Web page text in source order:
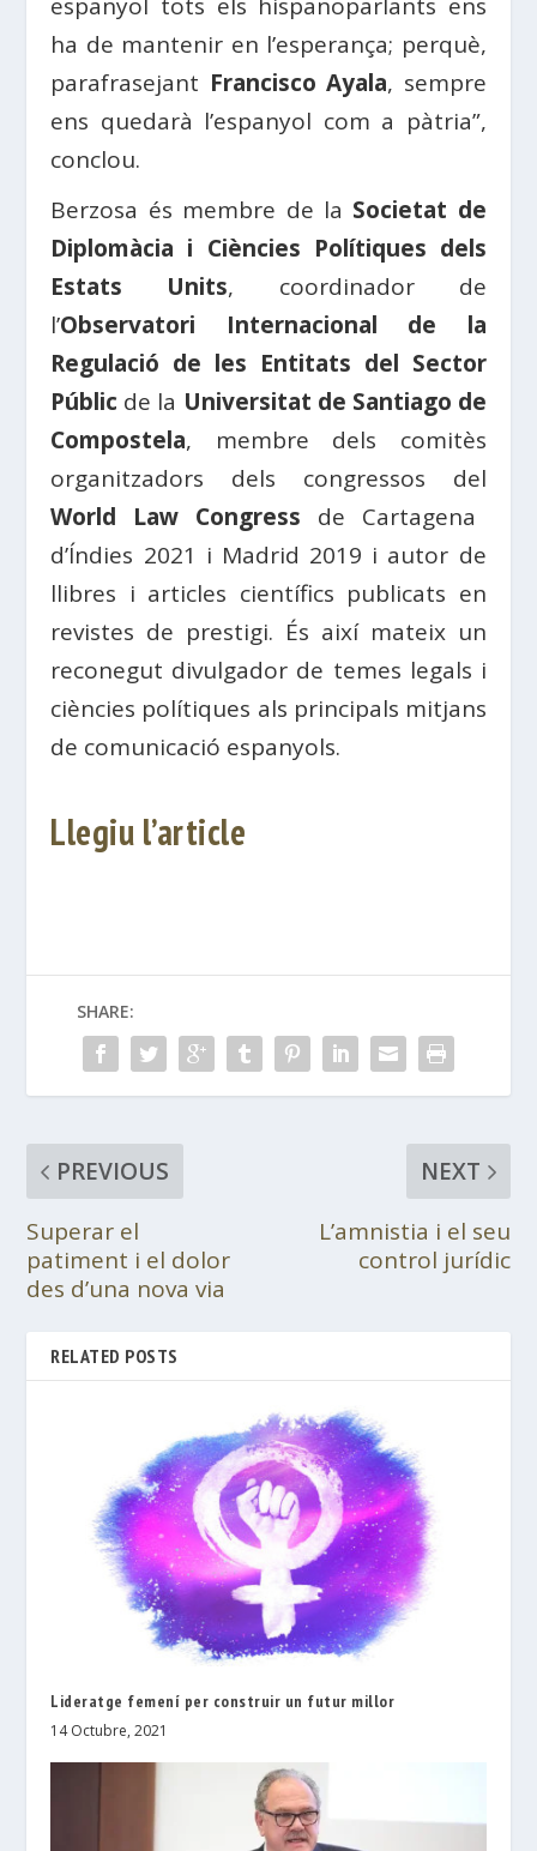
ha de mantenir en l’esperança; perquè,
parafrasejant Francisco Ayala, sempre
ens quedarà l’espanyol com a pàtria”,
conclou.
Berzosa és membre de la Societat de
Diplomàcia i Ciències Polítiques dels
Estats Units, coordinador de
l’Observatori Internacional de la
Regulació de les Entitats del Sector
Públic de la Universitat de Santiago de
Compostela, membre dels comitès
organitzadors dels congressos del
World Law Congress de Cartagena
d’Índies 2021 i Madrid 2019 i autor de
llibres i articles científics publicats en
revistes de prestigi. És així mateix un
reconegut divulgador de temes legals i
ciències polítiques als principals mitjans
de comunicació espanyols.
Llegiu l’article
SHARE:
PREVIOUS
Superar el
patiment i el dolor
des d’una nova via
NEXT
L’amnistia i el seu
control jurídic
RELATED POSTS
Lideratge femení per construir un futur millor
14 Octubre, 2021